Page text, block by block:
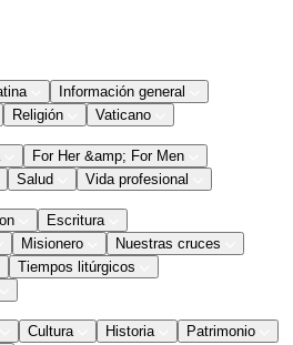
Información general
Religión Vaticano
For Her &amp; For Men
Salud Vida profesional
Escritura
Misionero
Nuestras cruces
Tiempos litúrgicos
Cultura Historia
Patrimonio